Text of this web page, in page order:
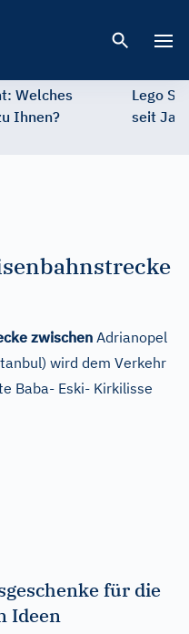
Welches
Ihnen?
Lego
seit
zwischen Adrianopel
wird dem Verkehr
Baba- Eski- Kirkilisse
für die
Ideen